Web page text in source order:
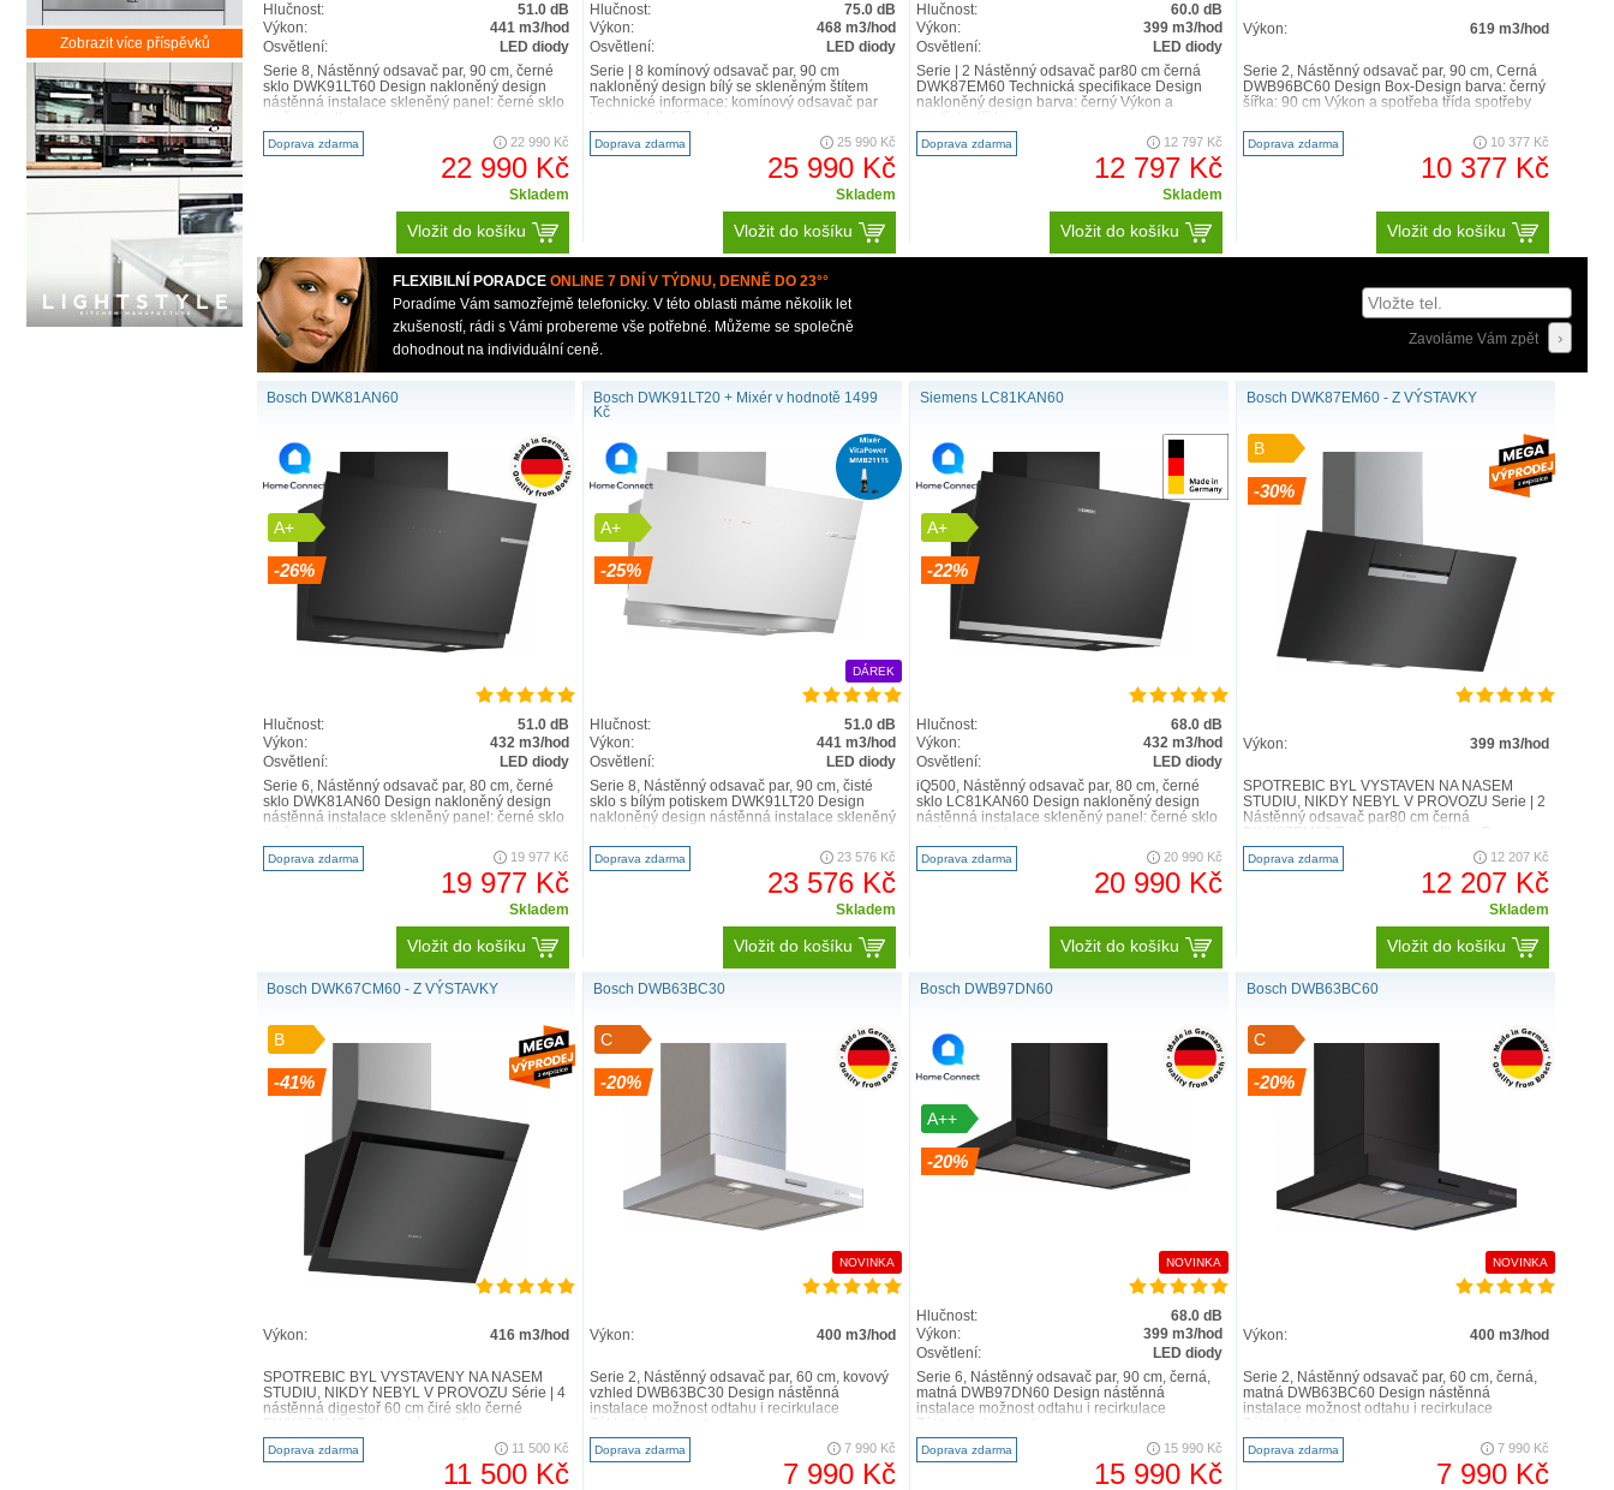
Hlučnost:
51.0 dB
Výkon:
441 m3/hod
Osvětlení:
LED diody
Serie 8, Nástěnný odsavač par, 90 cm, černé
sklo DWK91LT60 Design nakloněný design
nástěnná instalace skleněný panel: černé sklo
Doprava zdarma 22 990 Kč
22 990 Kč
Skladem
Vložit do košíku
Hlučnost:
75.0 dB
Výkon:
468 m3/hod
Osvětlení:
LED diody
Serie | 8 komínový odsavač par, 90 cm
nakloněný design bílý se skleněným štítem
Technické informace: komínový odsavač par
Doprava zdarma 25 990 Kč
25 990 Kč
Skladem
Vložit do košíku
Hlučnost:
60.0 dB
Výkon:
399 m3/hod
Osvětlení:
LED diody
Serie | 2 Nástěnný odsavač par80 cm černá
DWK87EM60 Technická specifikace Design
nakloněný design barva: černý Výkon a
Doprava zdarma 12 797 Kč
12 797 Kč
Skladem
Vložit do košíku
Výkon: 619 m3/hod
Serie 2, Nástěnný odsavač par, 90 cm, Černá
DWB96BC60 Design Box-Design barva: černý
šířka: 90 cm Výkon a spotřeba třída spotřeby
Doprava zdarma 10 377 Kč
10 377 Kč
Vložit do košíku
FLEXIBILNÍ PORADCE ONLINE 7 DNÍ V TÝDNU, DENNĚ DO 23°°
Poradíme Vám samozřejmě telefonicky. V této oblasti máme několik let
zkušeností, rádi s Vámi probereme vše potřebné. Můžeme se společně
dohodnout na individuální ceně.
Zavoláme Vám zpět
Bosch DWK81AN60
A+
-26%
Hlučnost:
51.0 dB
Výkon:
432 m3/hod
Osvětlení:
LED diody
Serie 6, Nástěnný odsavač par, 80 cm, černé
sklo DWK81AN60 Design nakloněný design
nástěnná instalace skleněný panel: černé sklo
Doprava zdarma 19 977 Kč
19 977 Kč
Skladem
Vložit do košíku
Bosch DWK91LT20 + Mixér v hodnotě 1499
Kč
A+
-25%
DÁREK
Hlučnost:
51.0 dB
Výkon:
441 m3/hod
Osvětlení:
LED diody
Serie 8, Nástěnný odsavač par, 90 cm, čisté
sklo s bílým potiskem DWK91LT20 Design
nakloněný design nástěnná instalace skleněný
Doprava zdarma 23 576 Kč
23 576 Kč
Skladem
Vložit do košíku
Siemens LC81KAN60
A+
-22%
Hlučnost:
68.0 dB
Výkon:
432 m3/hod
Osvětlení:
LED diody
iQ500, Nástěnný odsavač par, 80 cm, černé
sklo LC81KAN60 Design nakloněný design
nástěnná instalace skleněný panel: černé sklo
Doprava zdarma 20 990 Kč
20 990 Kč
Vložit do košíku
Bosch DWK87EM60 - Z VÝSTAVKY
B
-30%
Výkon: 399 m3/hod
SPOTŘEBIČ BYL VYSTAVEN NA NAŠEM
STUDIU, NIKDY NEBYL V PROVOZU Serie | 2
Nástěnný odsavač par80 cm černá
Doprava zdarma 12 207 Kč
12 207 Kč
Skladem
Vložit do košíku
Bosch DWK67CM60 - Z VÝSTAVKY
B
-41%
Výkon: 416 m3/hod
SPOTŘEBIČ BYL VYSTAVENÝ NA NAŠEM
STUDIU, NIKDY NEBYL V PROVOZU Série | 4
nástěnná digestoř 60 cm čiré sklo černé
Doprava zdarma 11 500 Kč
11 500 Kč
Bosch DWB63BC30
C
-20%
NOVINKA
Výkon: 400 m3/hod
Serie 2, Nástěnný odsavač par, 60 cm, kovový
vzhled DWB63BC30 Design nástěnná
instalace možnost odtahu i recirkulace
Doprava zdarma 7 990 Kč
7 990 Kč
Bosch DWB97DN60
A++
-20%
NOVINKA
Hlučnost:
68.0 dB
Výkon:
399 m3/hod
Osvětlení:
LED diody
Serie 6, Nástěnný odsavač par, 90 cm, černá,
matná DWB97DN60 Design nástěnná
instalace možnost odtahu i recirkulace
Doprava zdarma 15 990 Kč
15 990 Kč
Bosch DWB63BC60
C
-20%
NOVINKA
Výkon: 400 m3/hod
Serie 2, Nástěnný odsavač par, 60 cm, černá,
matná DWB63BC60 Design nástěnná
instalace možnost odtahu i recirkulace
Doprava zdarma 7 990 Kč
7 990 Kč
Zobrazit více příspěvků